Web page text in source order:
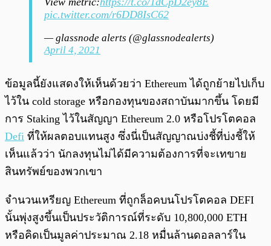
pic.twitter.com/r6DD8IsC62
— glassnode alerts (@glassnodealerts)
April 4, 2021
ข้อมูลนี้ยังแสดงให้เห็นด้วยว่า Ethereum ได้ถูกย้ายไปเก็บ
ไว้ใน cold storage หรือกองทุนของสถาบันมากขึ้น โดยมี
การ Staking ไว้ในสัญญา Ethereum 2.0 หรือโปรโตคอล
Defi ที่ให้ผลตอบแทนสูง ซึ่งนี่เป็นสัญญาณบ่งชี้ที่บ่งชี้ให้
เห็นแล้วว่า นักลงทุนไม่ได้มีความต้องการที่จะเทขาย
สินทรัพย์ของพวกเขา
จำนวนเหรียญ Ethereum ที่ถูกล็อคบนโปรโตคอล DEFI
นั้นพุ่งสูงขึ้นเป็นประวัติการณ์ที่ระดับ 10,800,000 ETH
หรือคิดเป็นมูลค่าประมาณ 2.18 หมื่นล้านดอลลาร์ใน